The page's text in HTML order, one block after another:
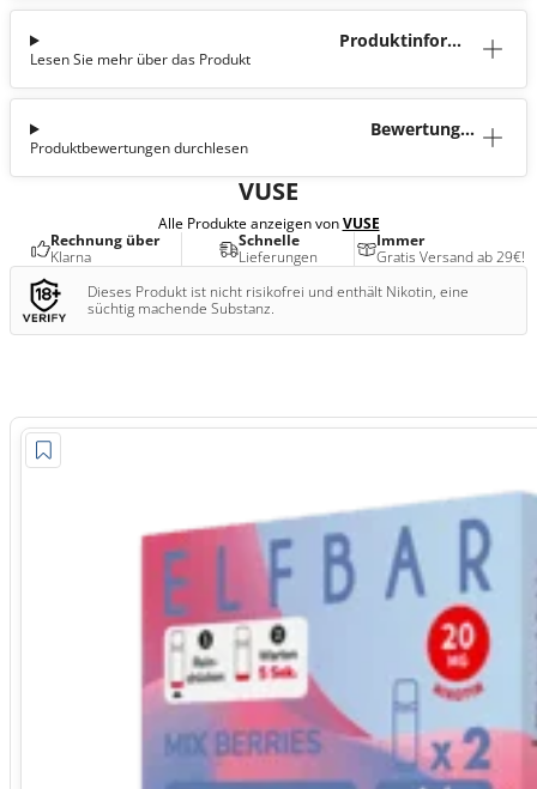
Produktinforma
Lesen Sie mehr über das Produkt
Bewertunge
Produktbewertungen durchlesen
VUSE
Alle Produkte anzeigen vonVUSE
Rechnung über
Klarna
Schnelle
Lieferungen
Immer
Gratis Versand ab 29€!
Dieses Produkt ist nicht risikofrei und enthält Nikotin, eine
süchtig machende Substanz.